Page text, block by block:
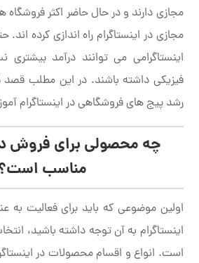
مجازی دارند و در حال حاضر اکثر
مجازی در اینستاگرام راه اندازی کرده
اینستاگرامی می توانند درآمد
فیزیکی داشته باشند. در این مطلب قصد
رشد پیج های فروشگاهی در اینستاگرام
چه محصولی برای فروش
مناسب
اولین موضوعی که باید برای فعالیت به
اینستاگرام به آن توجه داشته باشید،
است. انواع و اقسام محصولات در